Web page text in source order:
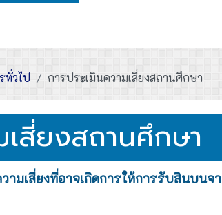
ทั่วไป การประเมินความเสี่ยงสถานศึกษา
เสี่ยงสถานศึกษา
ามเสี่ยงที่อาจเกิดการให้การรับสินบน